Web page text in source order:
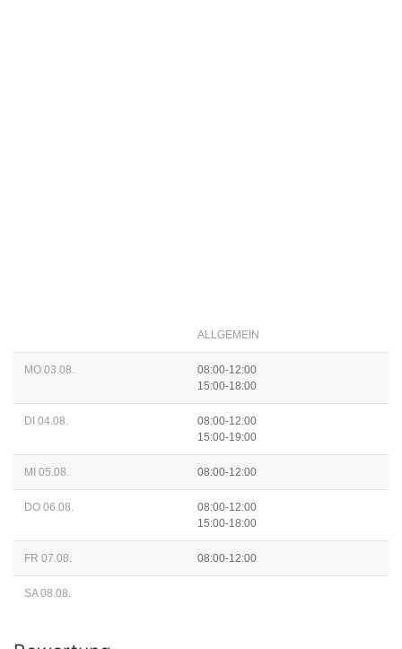
ALLGEMEIN
MO 03.08.
08:00-12:00
15:00-18:00
DI 04.08.
08:00-12:00
15:00-19:00
MI 05.08. 08:00-12:00
DO 06.08.
08:00-12:00
15:00-18:00
FR 07.08. 08:00-12:00
SA 08.08.